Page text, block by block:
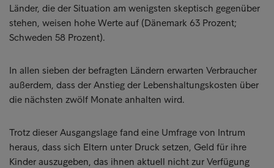
Länder, die der Situation am wenigsten skeptisch gegenüber
stehen, weisen hohe Werte auf (Dänemark 63 Prozent;
Schweden 58 Prozent).
In allen sieben der befragten Ländern erwarten Verbraucher
außerdem, dass der Anstieg der Lebenshaltungskosten über
die nächsten zwölf Monate anhalten wird.
Trotz dieser Ausgangslage fand eine Umfrage von Intrum
heraus, dass sich Eltern unter Druck setzen, Geld für ihre
Kinder auszugeben, das ihnen aktuell nicht zur Verfügung